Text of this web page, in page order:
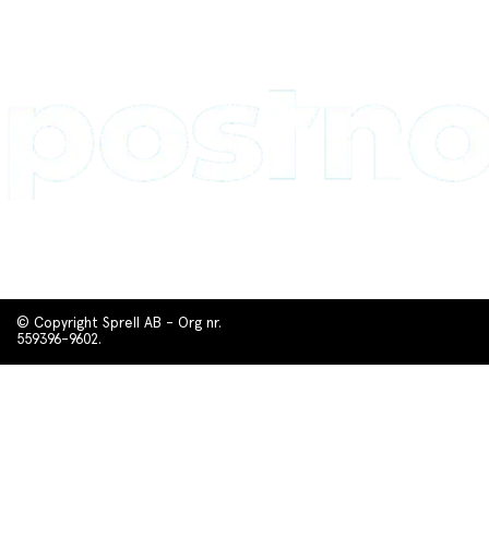
© Copyright Sprell AB - Org nr.
559396-9602.